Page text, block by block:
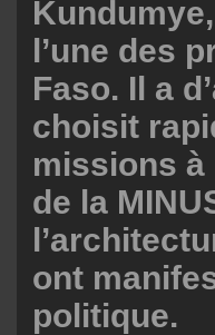
l’une des
Faso. Il a
choisit
missions à
de la
ont
politique.